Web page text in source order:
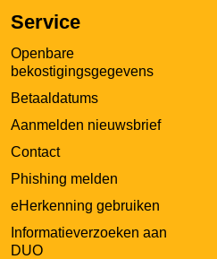
Service
Openbare
bekostigingsgegevens
Betaaldatums
Aanmelden nieuwsbrief
Contact
Phishing melden
eHerkenning gebruiken
Informatieverzoeken aan
DUO